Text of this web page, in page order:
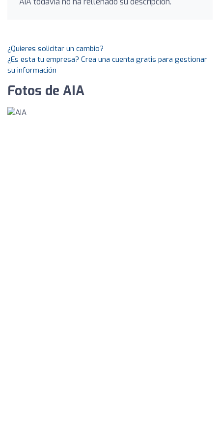
¿Quieres solicitar un cambio?
¿Es esta tu empresa? Crea una cuenta gratis para gestionar
su información
Fotos de AIA